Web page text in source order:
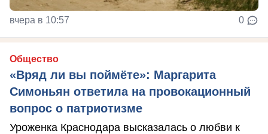
вчера в 10:57 0
Общество
«Вряд ли вы поймёте»: Маргарита
Симоньян ответила на провокационный
вопрос о патриотизме
Уроженка Краснодара высказалась о любви к